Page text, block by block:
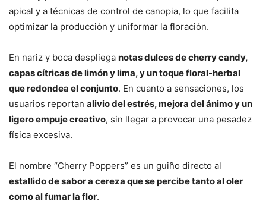
apical y a técnicas de control de canopia, lo que facilita
optimizar la producción y uniformar la floración.
En nariz y boca despliega notas dulces de cherry candy,
capas cítricas de limón y lima, y un toque floral-herbal
que redondea el conjunto. En cuanto a sensaciones, los
usuarios reportan alivio del estrés, mejora del ánimo y un
ligero empuje creativo, sin llegar a provocar una pesadez
física excesiva.
El nombre “Cherry Poppers” es un guiño directo al
estallido de sabor a cereza que se percibe tanto al oler
como al fumar la flor.